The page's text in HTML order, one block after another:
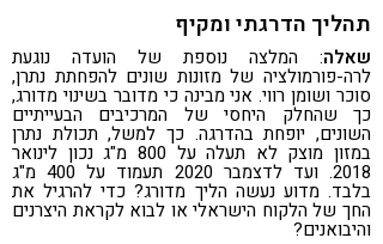
תהליך הדרגתי ומקיף
שאלה: המלצה נוספת של הועדה נוגעת
לרה-פורמולציה של מזונות שונים להפחתת נתרן,
סוכר ושומן רווי. אני מבינה כי מדובר בשינוי מדורג,
כך שהחלק היחסי של המרכיבים הבעייתיים
השונים, יופחת בהדרגה. כך למשל, תכולת נתרן
במזון מוצק לא תעלה על 800 מ"ג נכון לינואר
2018. ועד לדצמבר 2020 תעמוד על 400 מ"ג
בלבד. מדוע נעשה הליך מדורג? כדי להרגיל את
החך של הלקוח הישראלי או לבוא לקראת היצרנים
והיבואנים?